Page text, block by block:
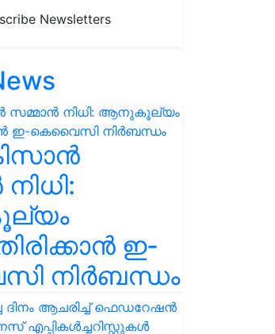
Newsletters
ഇ-
നിർബന്ധം